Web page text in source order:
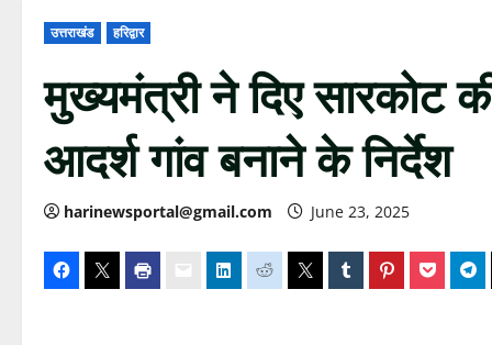
उत्तराखंड हरिद्वार
मुख्यमंत्री ने दिए सारकोट
आदर्श गांव बनाने के निर्देश
harinewsportal@gmail.com June 23, 2025